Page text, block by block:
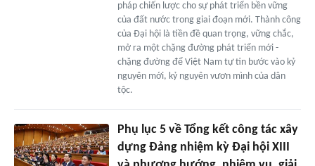
pháp chiến lược cho sự phát triển bền vững
của đất nước trong giai đoạn mới. Thành công
của Đại hội là tiền đề quan trọng, vững chắc,
mở ra một chặng đường phát triển mới -
chặng đường để Việt Nam tự tin bước vào kỷ
nguyên mới, kỷ nguyên vươn mình của dân
tộc.
Phụ lục 5 về Tổng kết công tác xây
dựng Đảng nhiệm kỳ Đại hội XIII